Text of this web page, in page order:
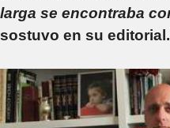
larga se encontraba
sostuvo en su editorial.